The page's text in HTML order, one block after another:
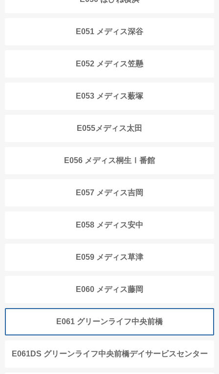
E051 メディス深谷
E052 メディス笠懸
E053 メディス薮塚
E055メディス太田
E056 メディス桐生Ⅰ番館
E057 メディス吉岡
E058 メディス安中
E059 メディス草津
E060 メディス藤岡
E061 グリーンライフ中央前橋
E061DS グリーンライフ中央前橋デイサービスセンター